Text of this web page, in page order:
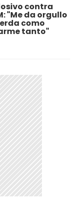
contra
"Me da orgullo
como
tanto"